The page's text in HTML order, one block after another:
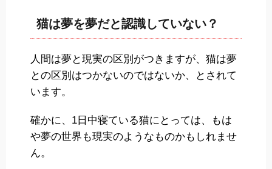
猫は夢を夢だと認識していない？
人間は夢と現実の区別がつきますが、猫は夢
との区別はつかないのではないか、とされて
います。
確かに、1日中寝ている猫にとっては、もは
や夢の世界も現実のようなものかもしれませ
ん。